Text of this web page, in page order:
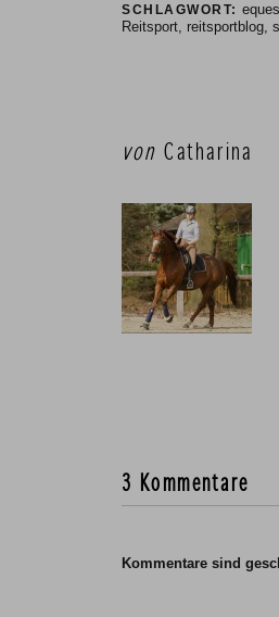
SCHLAGWORT:
Reitsport, reitsportblog,
vonCatharina
3 Kommentare
Kommentare sind